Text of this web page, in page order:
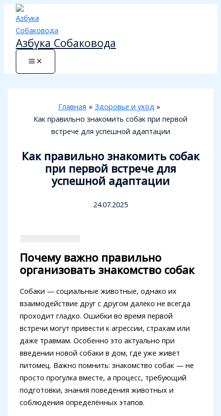
Перейти
содержимому
Азбука Собаковода
Главная
Здоровье и уход
Как правильно знакомить собак при первой
встрече для успешной адаптации
Как правильно знакомить собак
при первой встрече для
успешной адаптации
24.07.2025
Почему важно правильно
организовать знакомство собак
Собаки — социальные животные, однако их
взаимодействие друг с другом далеко не всегда
проходит гладко. Ошибки во время первой
встречи могут привести к агрессии, страхам или
даже травмам. Особенно это актуально при
введении новой собаки в дом, где уже живёт
питомец. Важно помнить: знакомство собак — не
просто прогулка вместе, а процесс, требующий
подготовки, знания поведения животных и
соблюдения определённых этапов.